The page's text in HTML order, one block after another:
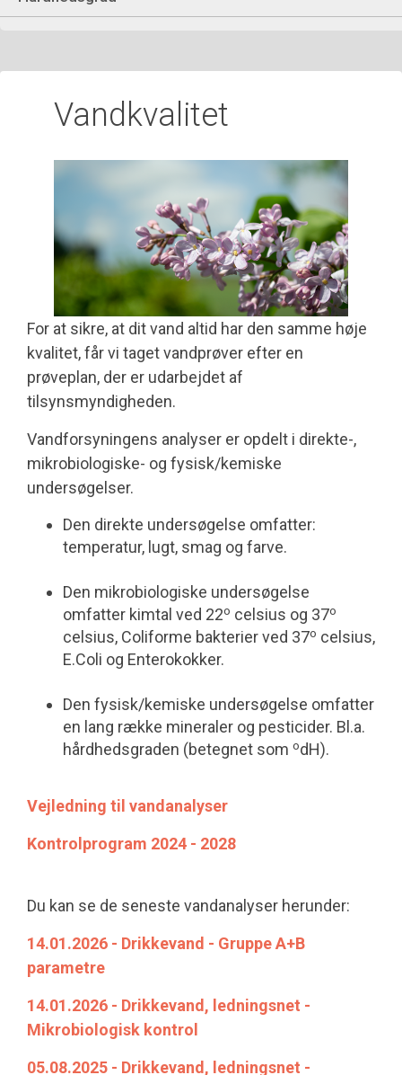
Vandkvalitet
For at sikre, at dit vand altid har den samme høje
kvalitet, får vi taget vandprøver efter en
prøveplan, der er udarbejdet af
tilsynsmyndigheden.
Vandforsyningens analyser er opdelt i direkte-,
mikrobiologiske- og fysisk/kemiske
undersøgelser.
Den direkte undersøgelse omfatter:
temperatur, lugt, smag og farve.
Den mikrobiologiske undersøgelse
omfatter kimtal ved 22o celsius og 37o
celsius, Coliforme bakterier ved 37o celsius,
E.Coli og Enterokokker.
Den fysisk/kemiske undersøgelse omfatter
en lang række mineraler og pesticider. Bl.a.
hårdhedsgraden (betegnet som odH).
Vejledning til vandanalyser
Kontrolprogram 2024 - 2028
Du kan se de seneste vandanalyser herunder:
14.01.2026 - Drikkevand - Gruppe A+B
parametre
14.01.2026 - Drikkevand, ledningsnet -
Mikrobiologisk kontrol
05.08.2025 - Drikkevand, ledningsnet -